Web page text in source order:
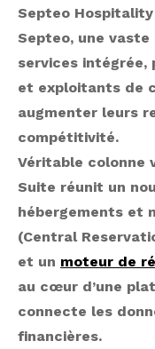
Septeo
Septeo, une
services intégrée,
et exploitants de
augmenter leurs
compétitivité.
Véritable colonne
Suite réunit un
hébergements et
(Central
et un moteur de
au cœur d’une
connecte les
financières.